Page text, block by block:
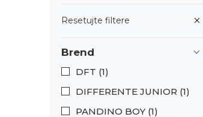
Resetujte filtere
Brend
DFT (1)
DIFFERENTE JUNIOR (1)
PANDINO BOY (1)